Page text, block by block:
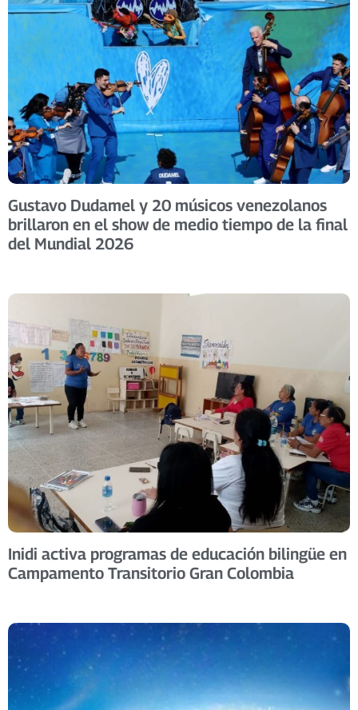
Gustavo Dudamel y 20 músicos venezolanos
brillaron en el show de medio tiempo de la final
del Mundial 2026
Inidi activa programas de educación bilingüe en
Campamento Transitorio Gran Colombia